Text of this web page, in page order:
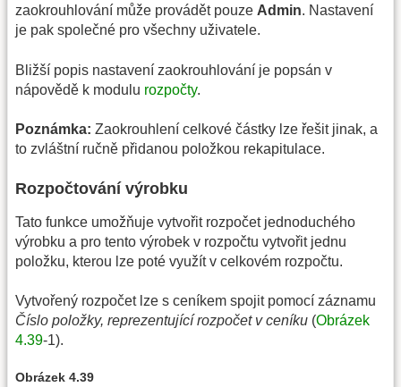
zaokrouhlování může provádět pouze Admin. Nastavení
je pak společné pro všechny uživatele.
Bližší popis nastavení zaokrouhlování je popsán v
nápovědě k modulu rozpočty.
Poznámka: Zaokrouhlení celkové částky lze řešit jinak, a
to zvláštní ručně přidanou položkou rekapitulace.
Rozpočtování výrobku
Tato funkce umožňuje vytvořit rozpočet jednoduchého
výrobku a pro tento výrobek v rozpočtu vytvořit jednu
položku, kterou lze poté využít v celkovém rozpočtu.
Vytvořený rozpočet lze s ceníkem spojit pomocí záznamu
Číslo položky, reprezentující rozpočet v ceníku (Obrázek
4.39-1).
Obrázek 4.39